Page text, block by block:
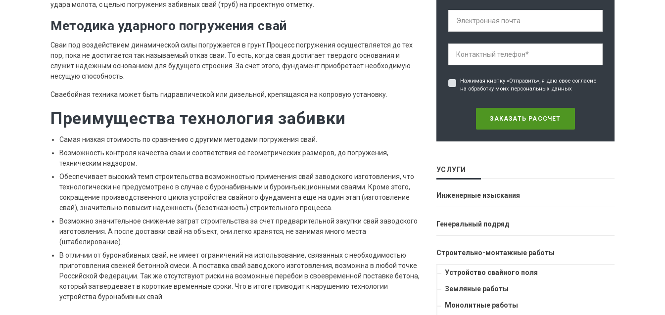
удара молота, с целью погружения забивных свай (труб) на проектную отметку.
Методика ударного погружения свай
Сваи под воздействием динамической силы погружается в грунт.Процесс погружения осуществляется до тех
пор, пока не достигается так называемый отказ сваи. То есть, когда свая достигает твердого основания и
служит надежным основанием для будущего строения. За счет этого, фундамент приобретает необходимую
несущую способность.
Сваебойная техника может быть гидравлической или дизельной, крепящаяся на копровую установку.
Преимущества технология забивки
Самая низкая стоимость по сравнению с другими методами погружения свай.
Возможность контроля качества сваи и соответствия её геометрических размеров, до погружения,
техническим надзором.
Обеспечивает высокий темп строительства возможностью применения свай заводского изготовления, что
технологически не предусмотрено в случае с буронабивными и буроинъекционными сваями. Кроме этого,
сокращение производственного цикла устройства свайного фундамента еще на один этап (изготовление
свай), значительно повысит надежность (безотказность) строительного процесса.
Возможно значительное снижение затрат строительства за счет предварительной закупки свай заводского
изготовления. А после доставки свай на объект, они легко хранятся, не занимая много места
(штабелирование).
В отличии от буронабивных свай, не имеет ограничений на использование, связанных с необходимостью
приготовления свежей бетонной смеси. А поставка свай заводского изготовления, возможна в любой точке
Российской Федерации. Так же отсутствуют риски на возможные перебои в своевременной поставке бетона,
который затвердевает в короткие временные сроки. Что в итоге приводит к нарушению технологии
устройства буронабивных свай.
Нажимая кнопку «Отправить», я даю свое согласие
на обработку моих персональных данных
ЗАКАЗАТЬ РАССЧЕТ
УСЛУГИ
Инженерные изыскания
Генеральный подряд
Строительно-монтажные работы
Устройство свайного поля
Земляные работы
Монолитные работы